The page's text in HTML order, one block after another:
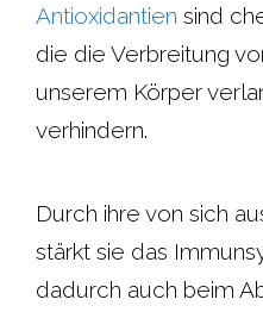
Antioxidantien sind
die die Verbreitung
unserem Körper
verhindern.
Durch ihre von sich
stärkt sie das
dadurch auch beim